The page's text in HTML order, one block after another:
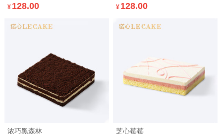
¥ 128.00
¥ 128.00
浓巧黑森林 芝心莓莓